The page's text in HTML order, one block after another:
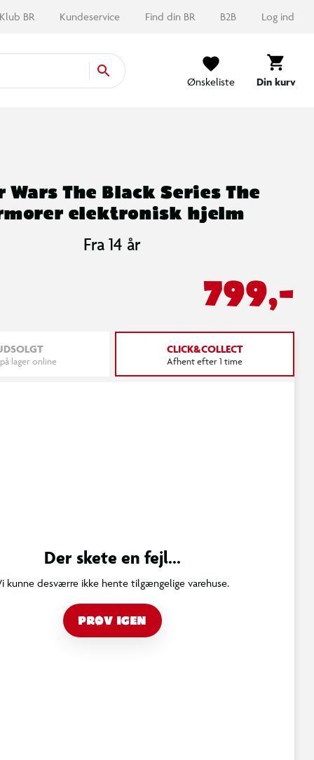
Klub BR Kundeservice Find din BR B2B Log ind
Ønskeliste Din kurv
Wars The Black Series The
elektronisk hjelm
Fra 14 år
799,-
lager online
CLICK&COLLECT
Afhent efter 1 time
Der skete en fejl...
kunne desværre ikke hente tilgængelige varehuse.
PRØV IGEN